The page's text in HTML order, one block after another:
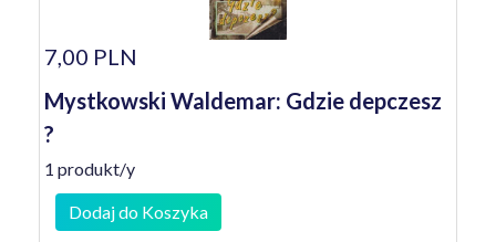
7,00 PLN
Mystkowski Waldemar: Gdzie depczesz
?
1 produkt/y
Dodaj do Koszyka